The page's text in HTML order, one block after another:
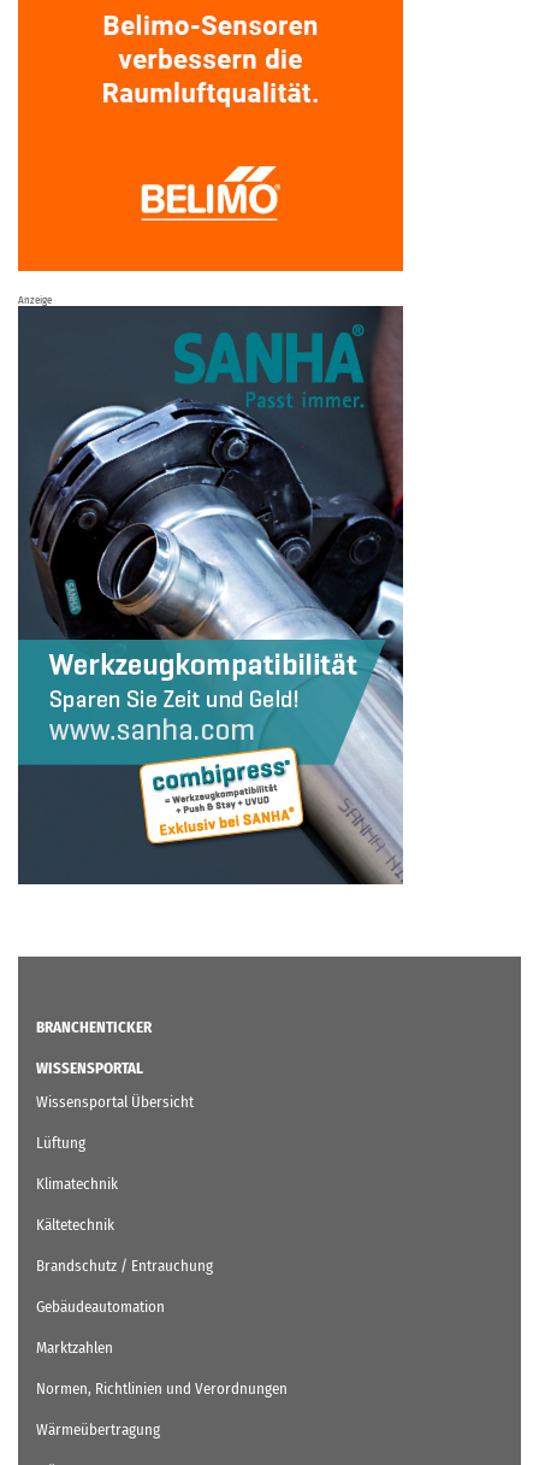
Anzeige
BRANCHENTICKER
WISSENSPORTAL
Wissensportal Übersicht
Lüftung
Klimatechnik
Kältetechnik
Brandschutz / Entrauchung
Gebäudeautomation
Marktzahlen
Normen, Richtlinien und Verordnungen
Wärmeübertragung